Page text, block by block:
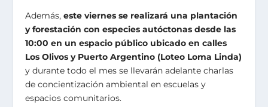
Además, este viernes se realizará una plantación
y forestación con especies autóctonas desde las
10:00 en un espacio público ubicado en calles
Los Olivos y Puerto Argentino (Loteo Loma Linda)
y durante todo el mes se llevarán adelante charlas
de concientización ambiental en escuelas y
espacios comunitarios.